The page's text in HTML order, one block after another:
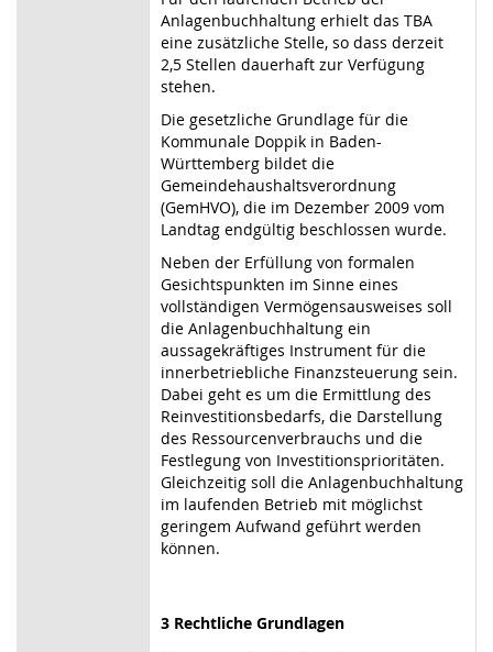
Anlagenbuchhaltung erhielt das TBA
eine zusätzliche Stelle, so dass derzeit
2,5 Stellen dauerhaft zur Verfügung
stehen.
Die gesetzliche Grundlage für die
Kommunale Doppik in Baden-
Württemberg bildet die
Gemeindehaushaltsverordnung
(GemHVO), die im Dezember 2009 vom
Landtag endgültig beschlossen wurde.
Neben der Erfüllung von formalen
Gesichtspunkten im Sinne eines
vollständigen Vermögensausweises soll
die Anlagenbuchhaltung ein
aussagekräftiges Instrument für die
innerbetriebliche Finanzsteuerung sein.
Dabei geht es um die Ermittlung des
Reinvestitionsbedarfs, die Darstellung
des Ressourcenverbrauchs und die
Festlegung von Investitionsprioritäten.
Gleichzeitig soll die Anlagenbuchhaltung
im laufenden Betrieb mit möglichst
geringem Aufwand geführt werden
können.
3 Rechtliche Grundlagen